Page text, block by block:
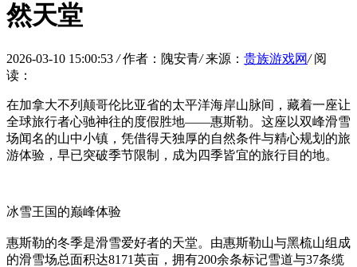
然天堂
2026-03-10 15:00:53 / 作者：隗安青/ 来源： 贵族游戏网/ 阅
读：
在加拿大不列颠哥伦比亚省的太平洋海岸山脉间，藏着一座让
全球旅行者心驰神往的度假胜地——惠斯勒。这座以双峰滑雪
场闻名的山中小镇，凭借得天独厚的自然条件与精心规划的旅
游体验，早已突破季节限制，成为四季皆宜的旅行目的地。
冰雪王国的巅峰体验
惠斯勒的冬季是滑雪爱好者的天堂。由惠斯勒山与黑梳山组成
的滑雪场总面积达8171英亩，拥有200余条标记雪道与37条缆